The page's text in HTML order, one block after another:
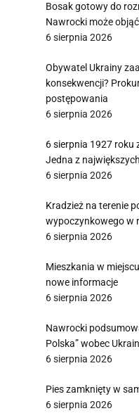
Bosak gotowy do
Nawrocki może
6 sierpnia 2026
Obywatel Ukrainy
konsekwencji?
postępowania
6 sierpnia 2026
6 sierpnia 1927 roku
Jedna z
6 sierpnia 2026
Kradzież na terenie
wypoczynkowego w
6 sierpnia 2026
Mieszkania w
nowe informacje
6 sierpnia 2026
Nawrocki
Polska” wobec
6 sierpnia 2026
Pies zamknięty w
6 sierpnia 2026